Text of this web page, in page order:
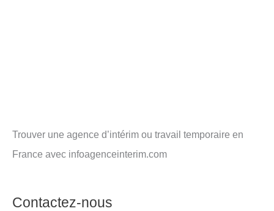
Trouver une agence d’intérim ou travail temporaire en
France avec infoagenceinterim.com
Contactez-nous